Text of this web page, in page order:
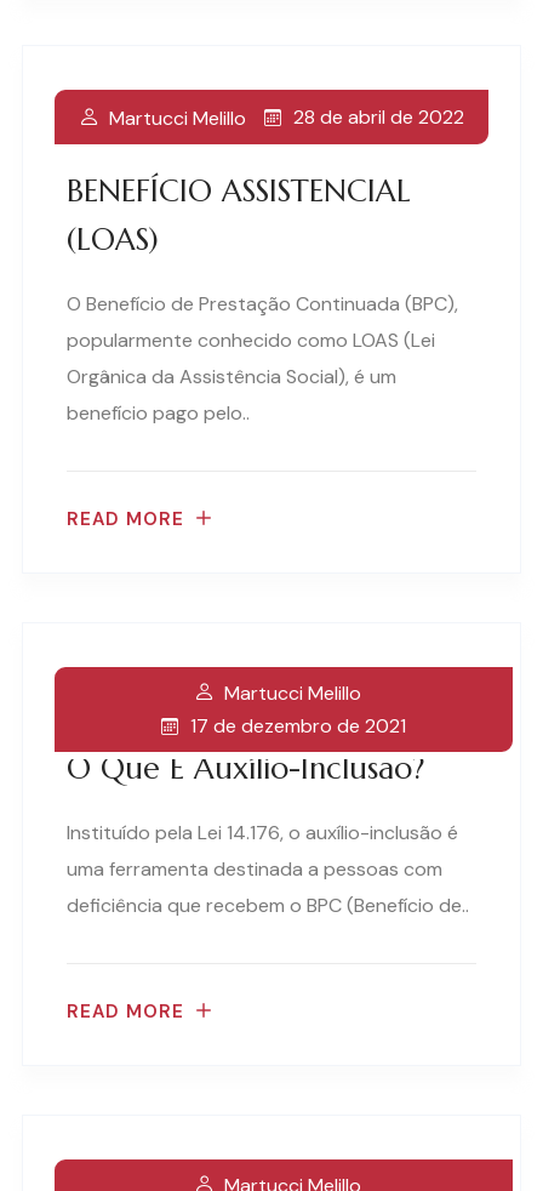
BENEFÍCIO ASSISTENCIAL
(LOAS)
Martucci Melillo 28 de abril de 2022
O Benefício de Prestação Continuada (BPC),
popularmente conhecido como LOAS (Lei
Orgânica da Assistência Social), é um
benefício pago pelo..
READ MORE
O Que É Auxílio-Inclusão?
Martucci Melillo
17 de dezembro de 2021
Instituído pela Lei 14.176, o auxílio-inclusão é
uma ferramenta destinada a pessoas com
deficiência que recebem o BPC (Benefício de..
READ MORE
Martucci Melillo